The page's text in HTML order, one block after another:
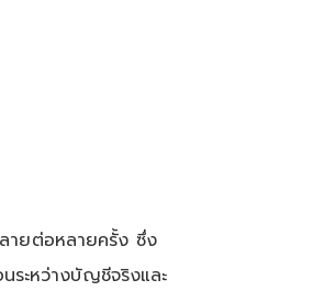
ยต่อหลายครั้ง ซึ่ง
ระหว่างบัญชีจริงและ